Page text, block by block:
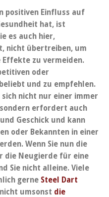
positiven Einfluss auf
hat, ist
es auch hier,
nicht übertreiben, um
zu vermeiden.
oder
und zu empfehlen.
nicht nur einer immer
erfordert auch
Geschick und kann
oder Bekannten in einer
Wenn Sie nun die
die Neugierde für eine
Sie nicht alleine. Viele
gerne Steel Dart
umsonst die